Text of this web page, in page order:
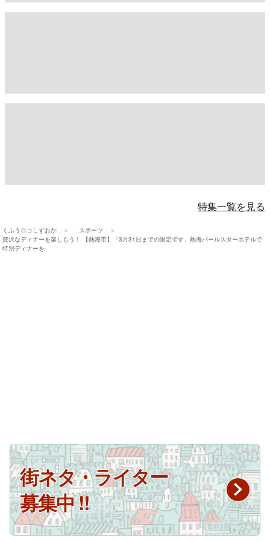
特集一覧を見る
くふうロコしずおか
スポーツ
贅沢なディナーを楽しもう！ 【熱海市】「3月31日までの限定です」熱海パールスターホテルで
特別ディナーを
街ネタ・ライター
募集中 !!